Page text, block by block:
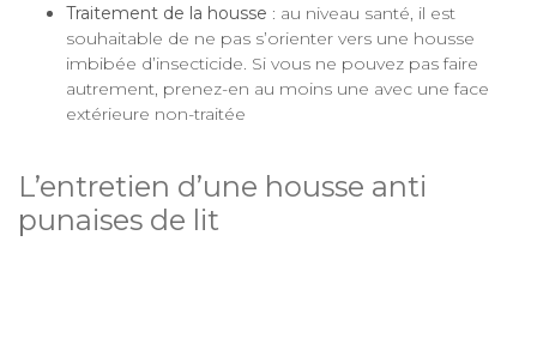
Traitement de la housse : au niveau santé, il est
souhaitable de ne pas s’orienter vers une housse
imbibée d’insecticide. Si vous ne pouvez pas faire
autrement, prenez-en au moins une avec une face
extérieure non-traitée
L’entretien d’une housse anti
punaises de lit